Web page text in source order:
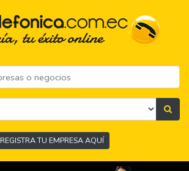
REGISTRA TU EMPRESA AQUÍ